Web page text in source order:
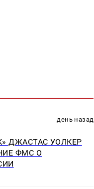
день назад
ДЖАСТАС УОЛКЕР
ФМС О